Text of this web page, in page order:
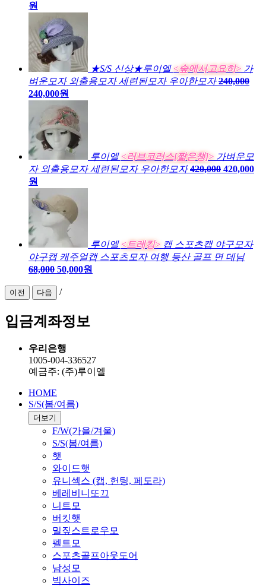
원
★S/S 신상★루이엘 <숲에서고요히> 가
벼운모자 외출용모자 세련된모자 우아한모자 240,000
240,000원
루이엘 <러브코러스[짧은챙]> 가벼운모
자 외출용모자 세련된모자 우아한모자 420,000 420,000
원
루이엘 <트레킹> 캡 스포츠캡 야구모자
야구캡 캐주얼캡 스포츠모자 여행 등산 골프 면 데님
68,000 50,000원
이전 다음 /
입금계좌정보
우리은행
1005-004-336527
예금주: (주)루이엘
HOME
S/S(봄/여름)
더보기
F/W(가을/겨울)
S/S(봄/여름)
햇
와이드햇
유니섹스 (캡, 헌팅, 페도라)
베레비니또끄
니트모
버킷햇
밀짚스트로우모
펠트모
스포츠골프아웃도어
남성모
빅사이즈